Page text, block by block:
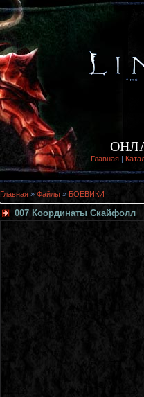
Главная |
Главная » Файлы » БОЕВИКИ
007 Координаты Скайфолл